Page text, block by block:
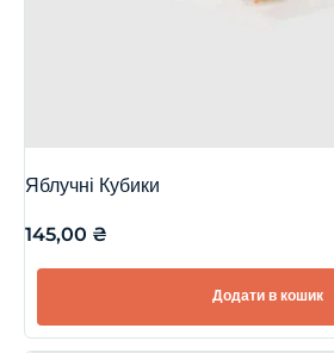
Яблучні Кубики
145,00 ₴
Додати в кошик